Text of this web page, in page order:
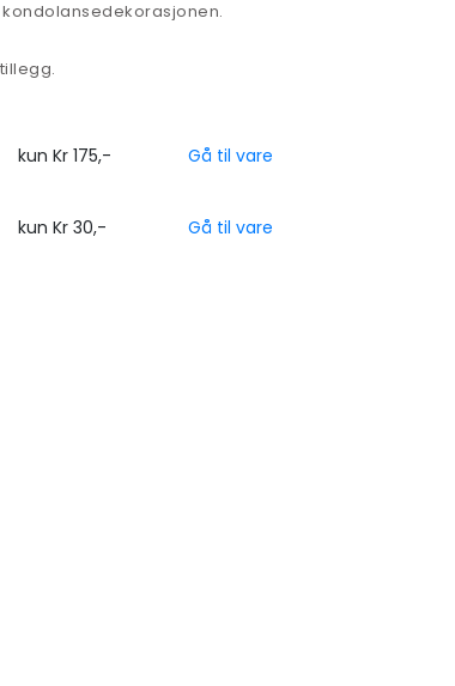
kun Kr 175,- Gå til vare
kun Kr 30,- Gå til vare